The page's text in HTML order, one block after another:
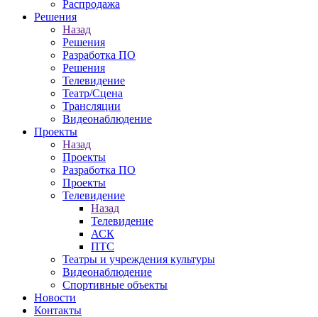
Распродажа
Решения
Назад
Решения
Разработка ПО
Решения
Телевидение
Театр/Сцена
Трансляции
Видеонаблюдение
Проекты
Назад
Проекты
Разработка ПО
Проекты
Телевидение
Назад
Телевидение
АСК
ПТС
Театры и учреждения культуры
Видеонаблюдение
Спортивные объекты
Новости
Контакты